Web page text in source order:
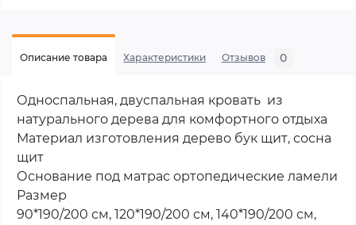
Описание товара Характеристики Отзывов 0
Односпальная, двуспальная кровать из
натурального дерева для комфортного отдыха
Материал изготовления дерево бук щит, сосна
щит
Основание под матрас ортопедические ламели
Размер
90*190/200 см, 120*190/200 см, 140*190/200 см,